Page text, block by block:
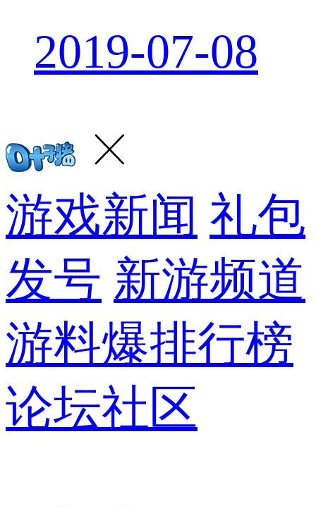
2019-07-08
游戏新闻 礼包
发号 新游频道
游料爆排行榜
论坛社区